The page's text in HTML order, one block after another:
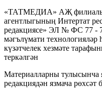
«ТАТМЕДИА» АҖ филиалы
агентлыгының Интертат
редакциясе» ЭЛ № ФС 77 -
мәгълүмати
күзәтчелек хезмәте
теркәлгән
Материалларны тулысынча
редакциядән язмача